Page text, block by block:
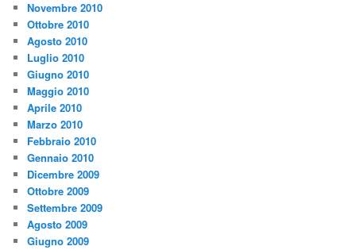
Novembre 2010
Ottobre 2010
Agosto 2010
Luglio 2010
Giugno 2010
Maggio 2010
Aprile 2010
Marzo 2010
Febbraio 2010
Gennaio 2010
Dicembre 2009
Ottobre 2009
Settembre 2009
Agosto 2009
Giugno 2009